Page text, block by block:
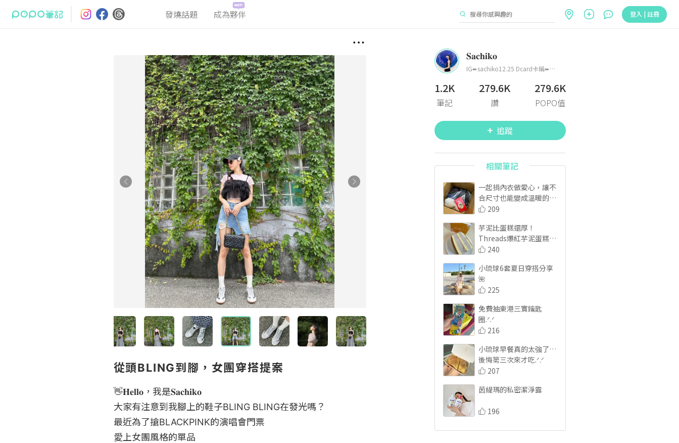
發燒話題 成為夥伴 登入 | 註冊
從頭BLING到腳，女團穿搭提案
👋𝐇𝐞𝐥𝐥𝐨，我是𝐒𝐚𝐜𝐡𝐢𝐤𝐨
大家有注意到我腳上的鞋子BLING BLING在發光嗎？
最近為了搶BLACKPINK的演唱會門票
愛上女團風格的單品
𝐒𝐚𝐜𝐡𝐢𝐤𝐨
IG➨sachiko12.25 Dcard卡稱➨𝐒𝐚𝐜𝐡𝐢𝐤𝐨
1.2K
筆記
279.6K
讚
279.6K
POPO值
追蹤
相關筆記
一起捐內衣做愛心，讓不
合尺寸也能變成溫暖的力
量.ᐟ.ᐟ
209
芋泥比蛋糕還厚！
Threads爆紅芋泥蛋糕開
箱🍠240
小琉球6套夏日穿搭分享
🌺
225
免費抽東港三寶鑰匙
圈.ᐟ.ᐟ
216
小琉球早餐真的太強了…
後悔第三次來才吃.ᐟ.ᐟ
207
茵緹瑪的私密潔淨露
196
📌女生必看！唐吉軻德必